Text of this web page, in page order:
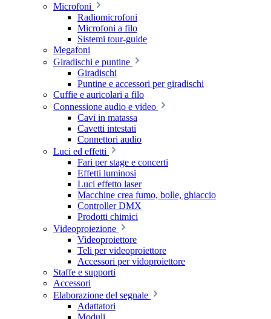
Microfoni
Radiomicrofoni
Microfoni a filo
Sistemi tour-guide
Megafoni
Giradischi e puntine
Giradischi
Puntine e accessori per giradischi
Cuffie e auricolari a filo
Connessione audio e video
Cavi in matassa
Cavetti intestati
Connettori audio
Luci ed effetti
Fari per stage e concerti
Effetti luminosi
Luci effetto laser
Macchine crea fumo, bolle, ghiaccio
Controller DMX
Prodotti chimici
Videoproiezione
Videoproiettore
Teli per videoproiettore
Accessori per vidoproiettore
Staffe e supporti
Accessori
Elaborazione del segnale
Adattatori
Moduli